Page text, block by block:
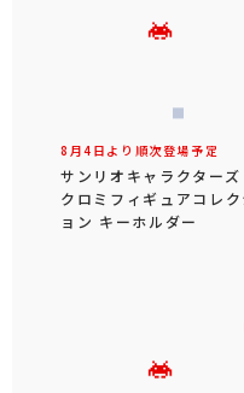
8月4日より順次登場予定
サンリオキャラクターズ
クロミフィギュアコレク
ョン キーホルダー